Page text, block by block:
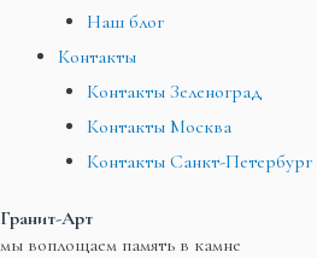
Наш блог
Контакты
Контакты Зеленоград
Контакты Москва
Контакты Санкт-Петербург
Гранит-Арт
мы воплощаем память в камне